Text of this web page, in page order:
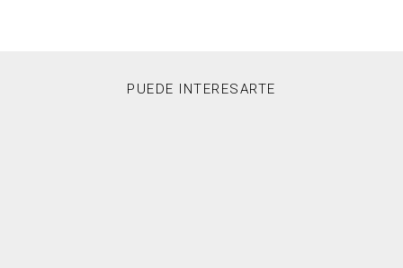
PUEDE INTERESARTE